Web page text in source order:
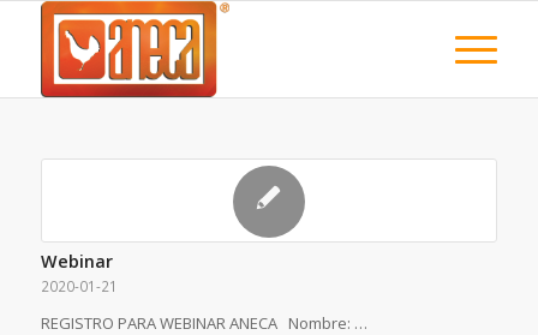
Webinar
2020-01-21
REGISTRO PARA WEBINAR ANECA Nombre: …